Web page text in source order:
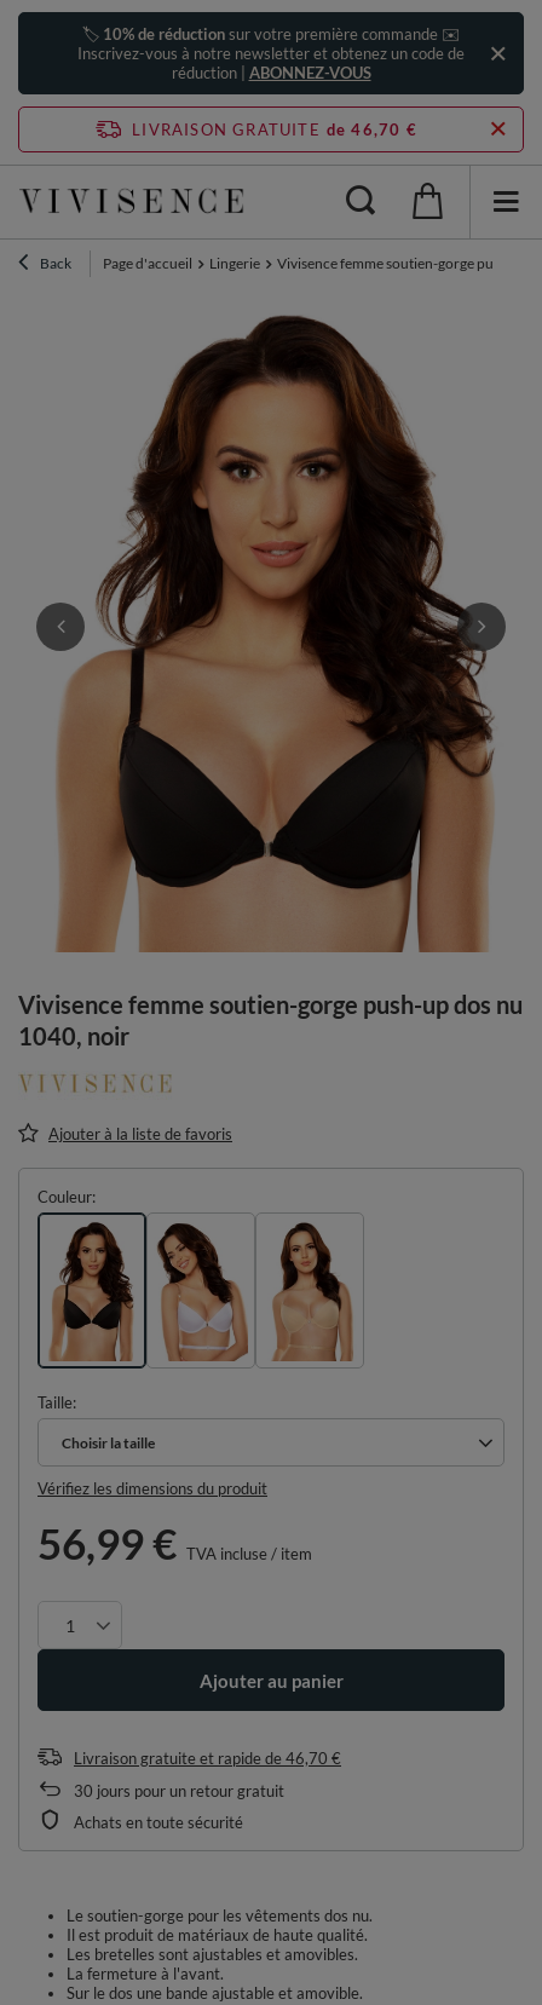
🏷️ 10% de réductionsur votre première commande ✉️
Inscrivez-vous à notre newsletter et obtenez un code de
réduction | ABONNEZ-VOUS
LIVRAISON GRATUITE de 46,70 €
Back Page d'accueil Lingerie Vivisence femme soutien-gorge push-up
Vivisence femme soutien-gorge push-up dos nu
1040, noir
Ajouter à la liste de favoris
Couleur
Taille
Choisir la taille
Choisir la taille
Vérifiez les dimensions du produit
56,99 € TVA incluse/ item
Ajouter au panier
Livraison gratuite et rapidede46,70 €
30 jours pour un retour gratuit
Achats en toute sécurité
Le soutien-gorge pour les vêtements dos nu.
Il est produit de matériaux de haute qualité.
Les bretelles sont ajustables et amovibles.
La fermeture à l'avant.
Sur le dos une bande ajustable et amovible.